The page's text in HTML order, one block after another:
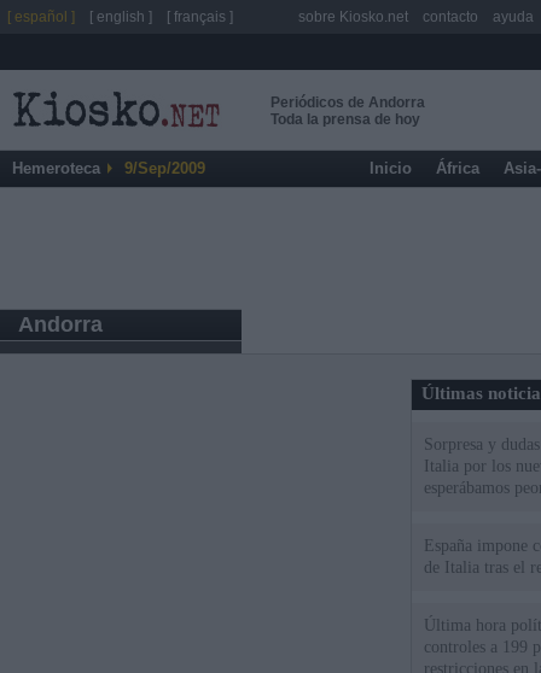
Periódicos de Andorra
Toda la prensa de hoy
Hemeroteca 9/Sep/2009 Inicio África
Andorra
Últimas
Sorpresa y
Italia por los
esperábamos
España impone
de Italia tras el
Última hora
controles a 199
restricciones en
[ español ] [ english ] [ français ] sobre Kiosko.net contacto ayuda